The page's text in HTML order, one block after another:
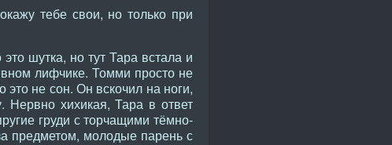
тебе свои, но только при
шутка, но тут Тара встала и
лифчике. Томми просто не
это не сон. Он вскочил на ноги,
Нервно хихикая, Тара в ответ
груди с торчащими тёмно-
предметом, молодые парень с